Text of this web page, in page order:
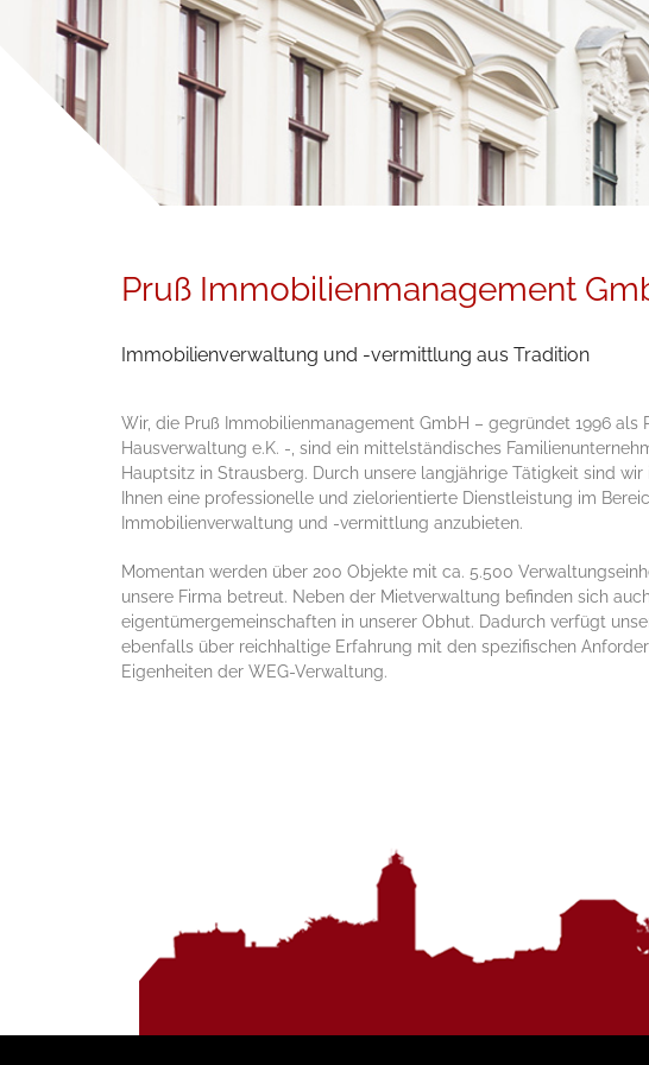
Pruß Immobilienmanagement
Immobilienverwaltung und -vermittlung aus Tradition
Wir, die Pruß Immobilienmanagement GmbH – gegründet 1996 als
Hausverwaltung e.K. -, sind ein mittelständisches
Hauptsitz in Strausberg. Durch unsere lang­jährige Tätig­keit sind wir
Ihnen eine professio­nelle und ziel­orien­tierte Dienst­leistung im
Immobilien­verwaltung und -vermittlung anzubieten.
Momentan werden über 200 Objekte mit ca. 5.500
unsere Firma betreut. Neben der Miet­verwaltung befinden sich
eigentümer­gemein­schaften in unserer Obhut. Dadurch verfügt
ebenfalls über reich­haltige Erfahrung mit den spezifi­schen
Eigen­heiten der WEG-Verwaltung.